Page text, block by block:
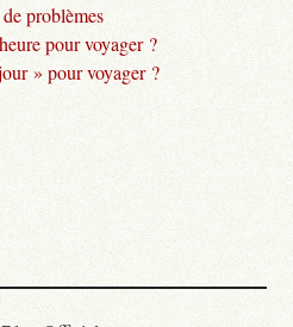
problèmes
pour voyager ?
» pour voyager ?